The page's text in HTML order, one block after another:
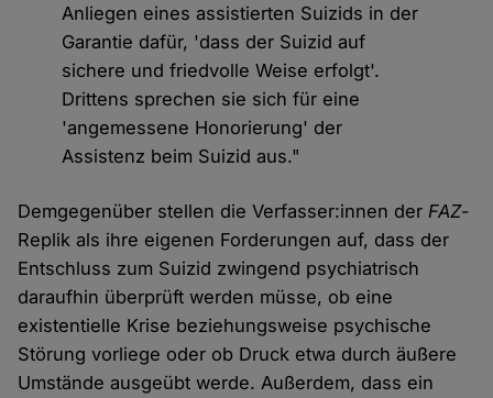
Anliegen eines assistierten Suizids in der
Garantie dafür, 'dass der Suizid auf
sichere und friedvolle Weise erfolgt'.
Drittens sprechen sie sich für eine
'angemessene Honorierung' der
Assistenz beim Suizid aus."
Demgegenüber stellen die Verfasser:innen der FAZ-
Replik als ihre eigenen Forderungen auf, dass der
Entschluss zum Suizid zwingend psychiatrisch
daraufhin überprüft werden müsse, ob eine
existentielle Krise beziehungsweise psychische
Störung vorliege oder ob Druck etwa durch äußere
Umstände ausgeübt werde. Außerdem, dass ein